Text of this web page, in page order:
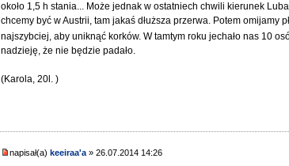
około 1,5 h stania... Może jednak w ostatniech chwili kierunek
chcemy być w Austrii, tam jakaś dłuższa przerwa. Potem omijamy
najszybciej, aby uniknąć korków. W tamtym roku jechało nas 10
nadzieję, że nie będzie padało.
(Karola, 20l. )
napisał(a) keeiraa'a» 26.07.2014 14:26